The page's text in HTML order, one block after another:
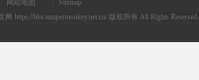
网站地图
Sitemap
网 https://bbs.tampermonkey.net.cn/ 版权所有 All Rights Reserved.